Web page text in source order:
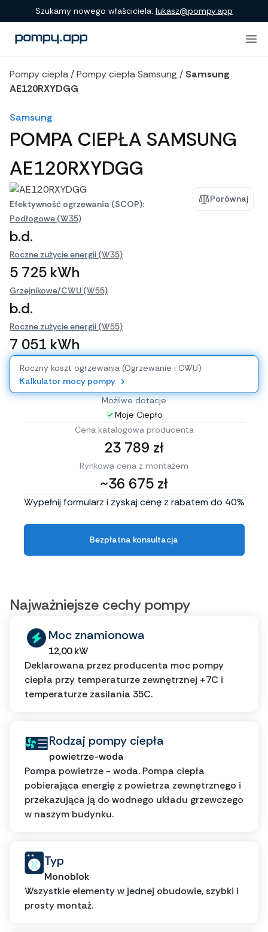
Porównanie produktów
Szukamy nowego właściciela: lukasz@pompy.app
Pompy ciepła /Pompy ciepła Samsung / Samsung
AE120RXYDGG
Samsung
POMPA CIEPŁA SAMSUNG
AE120RXYDGG
Porównaj
Efektywność ogrzewania (SCOP):
Podłogowe (W35)
b.d.
Roczne zużycie energii (W35)
5 725 kWh
Grzejnikowe/CWU (W55)
b.d.
Roczne zużycie energii (W55)
7 051 kWh
Roczny koszt ogrzewania (Ogrzewanie i CWU)
Kalkulator mocy pompy
Możliwe dotacje
Moje Ciepło
Cena katalogowa producenta
23 789 zł
Rynkowa cena z montażem
~36 675 zł
Wypełnij formularz i zyskaj cenę z rabatem do 40%
Bezpłatna konsultacja
Najważniejsze cechy pompy
Moc znamionowa
12,00 kW
Deklarowana przez producenta moc pompy
ciepła przy temperaturze zewnętrznej +7C i
temperaturze zasilania 35C.
Rodzaj pompy ciepła
powietrze-woda
Pompa powietrze - woda. Pompa ciepła
pobierająca energię z powietrza zewnętrznego i
przekazująca ją do wodnego układu grzewczego
w naszym budynku.
Typ
Monoblok
Wszystkie elementy w jednej obudowie, szybki i
prosty montaż.